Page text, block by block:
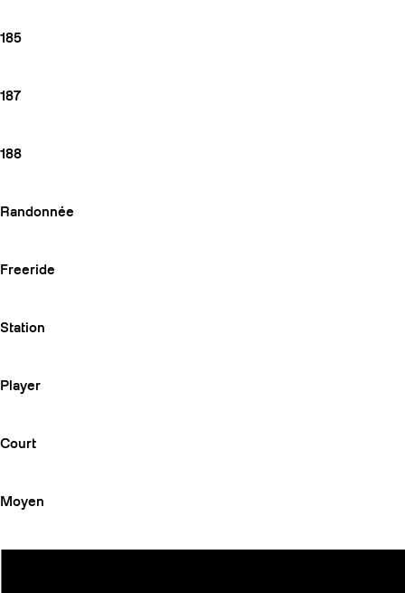
185
187
188
Randonnée
Freeride
Station
Player
Court
Moyen